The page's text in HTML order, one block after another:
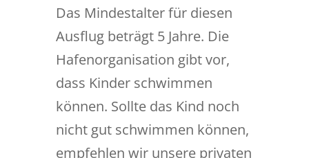
Das Mindestalter für diesen
Ausflug beträgt 5 Jahre. Die
Hafenorganisation gibt vor,
dass Kinder schwimmen
können. Sollte das Kind noch
nicht gut schwimmen können,
empfehlen wir unsere privaten